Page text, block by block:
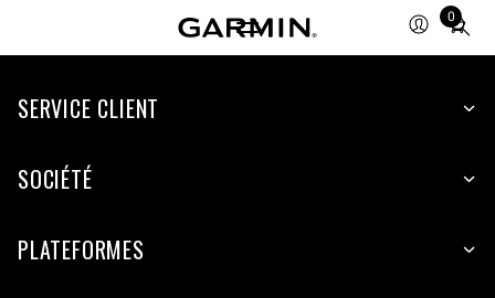
0
Total
SERVICE CLIENT
SOCIÉTÉ
PLATEFORMES